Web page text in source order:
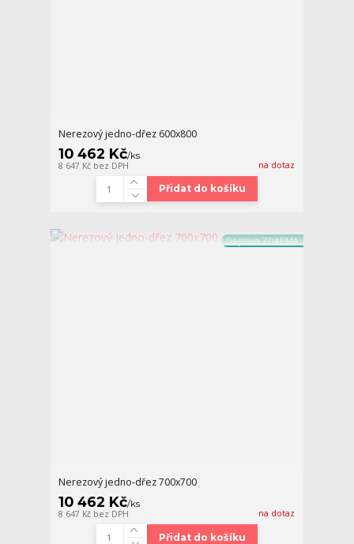
Nerezový jedno-dřez 600x800
10 462 Kč/ks
8 647 Kč bez DPH na dotaz
Přidat do košíku
Doprava ZDARMA
Nerezový jedno-dřez 700x700
10 462 Kč/ks
8 647 Kč bez DPH na dotaz
Přidat do košíku